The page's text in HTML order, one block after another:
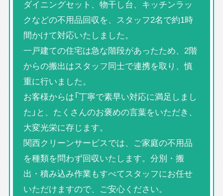
ダイニングセット、物干し台、キッチンラッ
クなどの不用品回収を、スタッフ2名で約1時
間かけて対応いたしました。
一戸建ての住宅は急な階段があったため、2階
からの搬出はスタッフ同士で連携を取り、慎
重に行いました。
お客様からは「丁寧で素早い対応に満足しまし
た」と、たくさんのお褒めの言葉をいただき、
大変光栄に存じます。
関西クリーンサービスでは、ご家庭の不用品
を種類を問わず回収いたします。分別・搬
出・積み込み作業もすべてスタッフにお任せ
いただけますので、ご安心ください。